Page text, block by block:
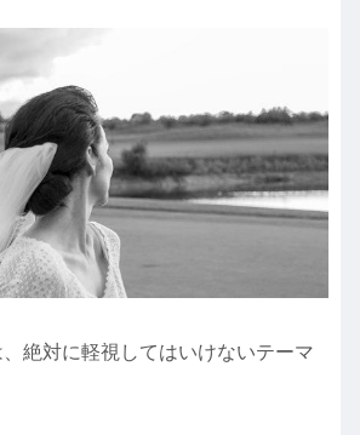
絶対に軽視してはいけないテーマ